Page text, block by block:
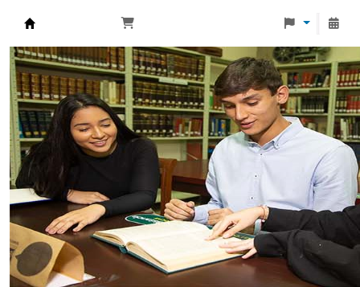
Biblioteca Universidad Monteávila